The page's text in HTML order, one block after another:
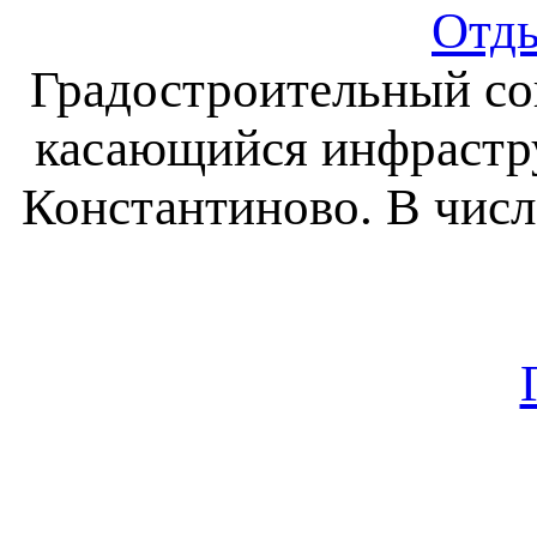
Градостроительный
касающийся
Константиново. В